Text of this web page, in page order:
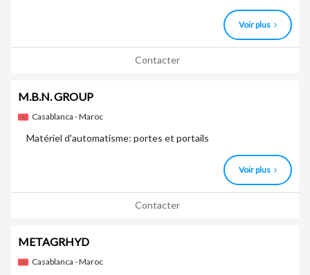
Voir plus
Contacter
M.B.N. GROUP
Casablanca - Maroc
Matériel d'automatisme: portes et portails
Voir plus
Contacter
METAGRHYD
Casablanca - Maroc